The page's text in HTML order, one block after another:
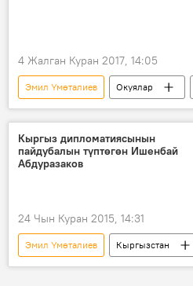
4 Жалган Куран 2017, 14:05
Эмил Үмөталиев Окуялар
Жаңылыктар
Коом
Өмүрбек Текебаев камакка алынды
Кыргыз дипломатиясынын
пайдубалын түптөгөн Ишенбай
Абдуразаков
24 Чын Куран 2015, 14:31
Эмил Үмөталиев Кыргызстан
Жаңылыктар
Япония